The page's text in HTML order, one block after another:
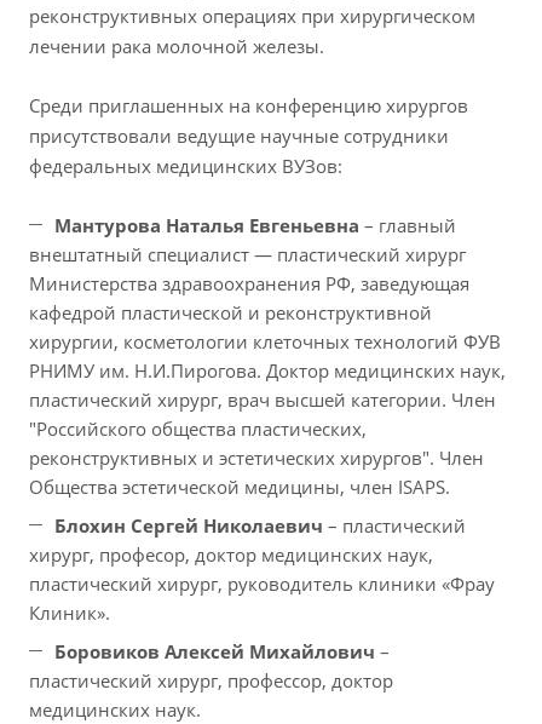
реконструктивных операциях при хирургическом
лечении рака молочной железы.
Среди приглашенных на конференцию хирургов
присутствовали ведущие научные сотрудники
федеральных медицинских ВУЗов:
Мантурова Наталья Евгеньевна – главный
внештатный специалист — пластический хирург
Министерства здравоохранения РФ, заведующая
кафедрой пластической и реконструктивной
хирургии, косметологии клеточных технологий ФУВ
РНИМУ им. Н.И.Пирогова. Доктор медицинских наук,
пластический хирург, врач высшей категории. Член
"Российского общества пластических,
реконструктивных и эстетических хирургов". Член
Общества эстетической медицины, член ISAPS.
Блохин Сергей Николаевич – пластический
хирург, професор, доктор медицинских наук,
пластический хирург, руководитель клиники «Фрау
Клиник».
Боровиков Алексей Михайлович –
пластический хирург, профессор, доктор
медицинских наук.